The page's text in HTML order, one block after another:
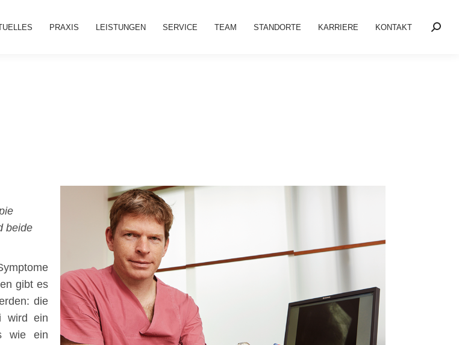
PRAXIS LEISTUNGEN SERVICE TEAM STANDORTE KARRIERE KONTAKT
beide
gibt es
die
wird ein
wie ein